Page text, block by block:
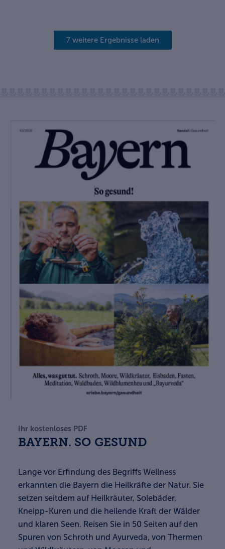
7 weitere Ergebnisse laden
Ihr kostenloses PDF
BAYERN. SO GESUND
Lange vor Erfindung des Begriffs Wellness
erkannten die Bayern die Heilkräfte der Natur. Sie
setzen seitdem auf Heilkräuter, Solebäder,
Kneipp-Kuren und die heilende Kraft der Wälder
und klaren Seen. Reisen Sie in 50 Seiten auf den
Spuren von Schroth und Ayurveda, von Thermen